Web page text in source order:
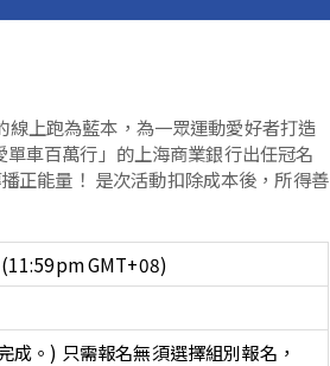
上跑為藍本，為一眾運動愛好者打造
車百萬行」的上海商業銀行出任冠名
正能量！ 是次活動扣除成本後，所得善
GMT+08)
。) 只需報名無須選擇組別報名，